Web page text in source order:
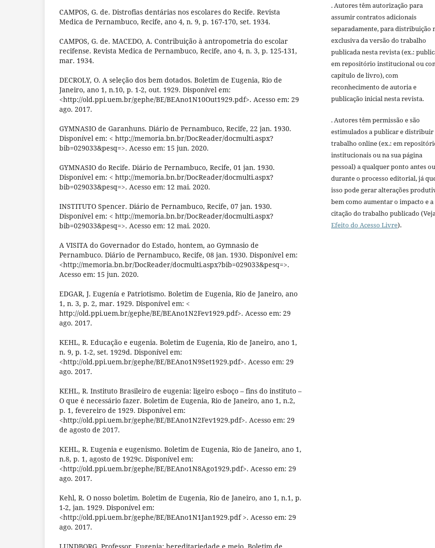
CAMPOS, G. de. Distrofias dentárias nos escolares do Recife. Revista
Medica de Pernambuco, Recife, ano 4, n. 9, p. 167-170, set. 1934.
CAMPOS, G. de. MACEDO, A. Contribuição à antropometria do escolar
recifense. Revista Medica de Pernambuco, Recife, ano 4, n. 3, p. 125-131,
mar. 1934.
DECROLY, O. A seleção dos bem dotados. Boletim de Eugenia, Rio de
Janeiro, ano 1, n.10, p. 1-2, out. 1929. Disponível em:
<http://old.ppi.uem.br/gephe/BE/BEAno1N10Out1929.pdf>. Acesso em: 29
ago. 2017.
GYMNASIO de Garanhuns. Diário de Pernambuco, Recife, 22 jan. 1930.
Disponível em: < http://memoria.bn.br/DocReader/docmulti.aspx?
bib=029033&pesq=>. Acesso em: 15 jun. 2020.
GYMNASIO do Recife. Diário de Pernambuco, Recife, 01 jan. 1930.
Disponível em: < http://memoria.bn.br/DocReader/docmulti.aspx?
bib=029033&pesq=>. Acesso em: 12 mai. 2020.
INSTITUTO Spencer. Diário de Pernambuco, Recife, 07 jan. 1930.
Disponível em: < http://memoria.bn.br/DocReader/docmulti.aspx?
bib=029033&pesq=>. Acesso em: 12 mai. 2020.
A VISITA do Governador do Estado, hontem, ao Gymnasio de
Pernambuco. Diário de Pernambuco, Recife, 08 jan. 1930. Disponível em:
<http://memoria.bn.br/DocReader/docmulti.aspx?bib=029033&pesq=>.
Acesso em: 15 jun. 2020.
EDGAR, J. Eugenía e Patriotismo. Boletim de Eugenia, Rio de Janeiro, ano
1, n. 3, p. 2, mar. 1929. Disponível em: <
http://old.ppi.uem.br/gephe/BE/BEAno1N2Fev1929.pdf>. Acesso em: 29
ago. 2017.
KEHL, R. Educação e eugenia. Boletim de Eugenia, Rio de Janeiro, ano 1,
n. 9, p. 1-2, set. 1929d. Disponível em:
<http://old.ppi.uem.br/gephe/BE/BEAno1N9Set1929.pdf>. Acesso em: 29
ago. 2017.
KEHL, R. Instituto Brasileiro de eugenia: ligeiro esboço – fins do instituto –
O que é necessário fazer. Boletim de Eugenia, Rio de Janeiro, ano 1, n.2,
p. 1, fevereiro de 1929. Disponível em:
<http://old.ppi.uem.br/gephe/BE/BEAno1N2Fev1929.pdf>. Acesso em: 29
de agosto de 2017.
KEHL, R. Eugenia e eugenismo. Boletim de Eugenia, Rio de Janeiro, ano 1,
n.8, p. 1, agosto de 1929c. Disponível em:
<http://old.ppi.uem.br/gephe/BE/BEAno1N8Ago1929.pdf>. Acesso em: 29
ago. 2017.
Kehl, R. O nosso boletim. Boletim de Eugenia, Rio de Janeiro, ano 1, n.1, p.
1-2, jan. 1929. Disponível em:
<http://old.ppi.uem.br/gephe/BE/BEAno1N1Jan1929.pdf >. Acesso em: 29
ago. 2017.
. Autores têm autorização para
assumir contratos adicionais
separadamente, para distribuição
exclusiva da versão do trabalho
publicada nesta revista (ex.:
em repositório institucional ou
capítulo de livro), com
reconhecimento de autoria e
publicação inicial nesta revista.
. Autores têm permissão e são
estimulados a publicar e distribuir
trabalho online (ex.: em
institucionais ou na sua página
pessoal) a qualquer ponto antes ou
durante o processo editorial, já
isso pode gerar alterações
bem como aumentar o impacto e a
citação do trabalho publicado
Efeito do Acesso Livre).